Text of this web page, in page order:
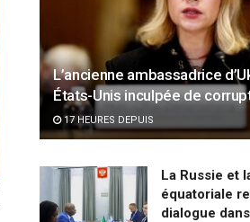
L’ancienne ambassadrice
États-Unis inculpée de
17 HEURES DEPUIS
La Russie et
équatoriale
dialogue